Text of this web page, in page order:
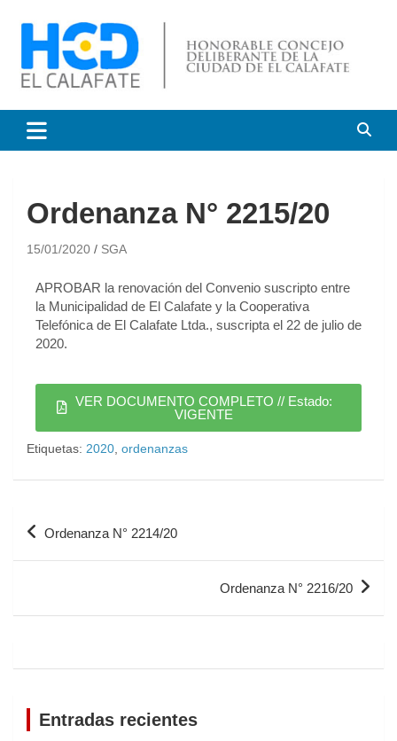
Honorable Concejo
Deliberante de El Calafate
Ordenanza N° 2215/20
15/01/2020 SGA
APROBAR la renovación del Convenio suscripto entre
la Municipalidad de El Calafate y la Cooperativa
Telefónica de El Calafate Ltda., suscripta el 22 de julio de
2020.
VER DOCUMENTO COMPLETO // Estado:
VIGENTE
Etiquetas: 2020 ordenanzas
Ordenanza N° 2214/20
Ordenanza N° 2216/20
Entradas recientes